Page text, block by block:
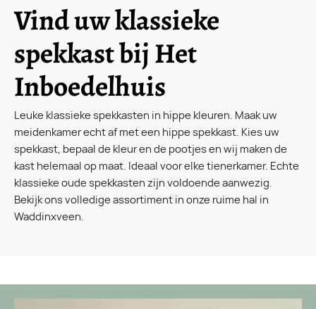
Vind uw klassieke
spekkast bij Het
Inboedelhuis
Leuke klassieke spekkasten in hippe kleuren. Maak uw
meidenkamer echt af met een hippe spekkast. Kies uw
spekkast, bepaal de kleur en de pootjes en wij maken de
kast helemaal op maat. Ideaal voor elke tienerkamer. Echte
klassieke oude spekkasten zijn voldoende aanwezig.
Bekijk ons volledige assortiment in onze ruime hal in
Waddinxveen.